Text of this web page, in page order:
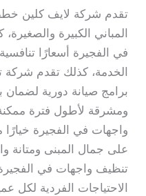
تقدم شركة لايف كلين
المباني الكبيرة
في الفجيرة أسعارًا
الخدمة، كذلك تقدم
برامج صيانة دورية لضمان
ومشرقة لأطول فترة
واجهات في الفجيرة
على جمال المبنى ومتانة
تنظيف واجهات في
الاحتياجات الفردية لكل